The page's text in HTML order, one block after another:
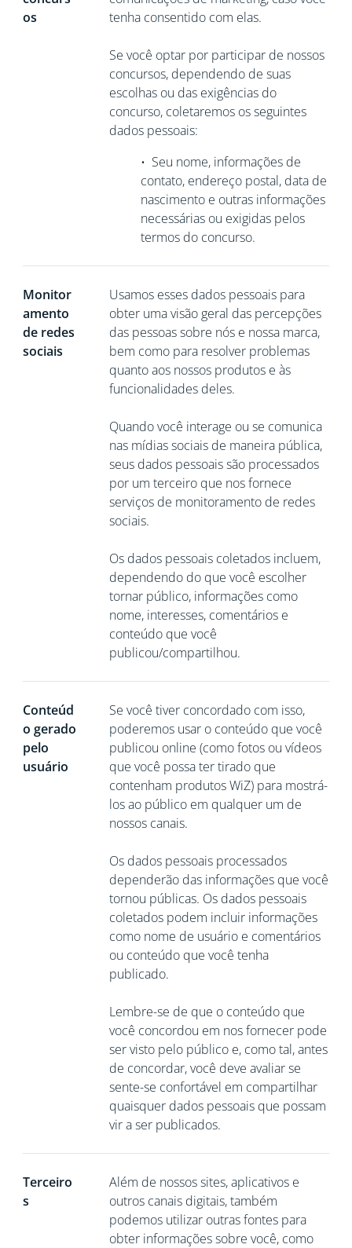
os
tenha consentido com elas.
Se você optar por participar de nossos
concursos, dependendo de suas
escolhas ou das exigências do
concurso, coletaremos os seguintes
dados pessoais:
• Seu nome, informações de
contato, endereço postal, data de
nascimento e outras informações
necessárias ou exigidas pelos
termos do concurso.
Monitor
amento
de redes
sociais
Usamos esses dados pessoais para
obter uma visão geral das percepções
das pessoas sobre nós e nossa marca,
bem como para resolver problemas
quanto aos nossos produtos e às
funcionalidades deles.
Quando você interage ou se comunica
nas mídias sociais de maneira pública,
seus dados pessoais são processados
por um terceiro que nos fornece
serviços de monitoramento de redes
sociais.
Os dados pessoais coletados incluem,
dependendo do que você escolher
tornar público, informações como
nome, interesses, comentários e
conteúdo que você
publicou/compartilhou.
Conteúd
o gerado
pelo
usuário
Se você tiver concordado com isso,
poderemos usar o conteúdo que você
publicou online (como fotos ou vídeos
que você possa ter tirado que
contenham produtos WiZ) para mostrá-
los ao público em qualquer um de
nossos canais.
Os dados pessoais processados
dependerão das informações que você
tornou públicas. Os dados pessoais
coletados podem incluir informações
como nome de usuário e comentários
ou conteúdo que você tenha
publicado.
Lembre-se de que o conteúdo que
você concordou em nos fornecer pode
ser visto pelo público e, como tal, antes
de concordar, você deve avaliar se
sente-se confortável em compartilhar
quaisquer dados pessoais que possam
vir a ser publicados.
Terceiro
s
Além de nossos sites, aplicativos e
outros canais digitais, também
podemos utilizar outras fontes para
obter informações sobre você, como